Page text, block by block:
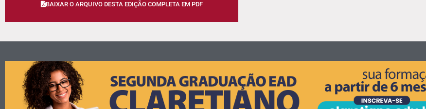
BAIXAR O ARQUIVO DESTA EDIÇÃO COMPLETA EM PDF